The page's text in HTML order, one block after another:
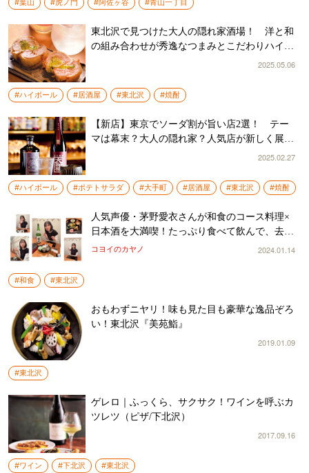
#葉山
#虎ノ門 #阿佐ヶ谷 #青山一丁目
東北沢で見つけた大人の隠れ家酒場！ 洋と和
の組み合わせが秀逸なつまみとこだわりハイボ
2025.05.06
#ハイボール #居酒屋 #東北沢 #焼酎
【新店】東京でソーダ割が旨い店2選！ テー
マは幕末？大人の隠れ家？人気店が新しく展開
2025.02.27
#ハイボール #ポテトサラダ #大手町 #居酒屋 #東北沢 #焼酎
人気声優・茅野愛衣さんが和食のコース料理×
日本酒を大満喫！たっぷり食べて飲んで、去年
の思い出も語ります
コヨイのカヤノ 2024.01.14
#和食 #東北沢
おもわずニヤリ！味も見た目も豪華な逸品ぞろ
い！東北沢『美苑鮨』
2019.01.09
#東北沢
ゲレロ｜ふっくら、サクサク！ワインを呼ぶカ
ツレツ（ピザ/下北沢）
2017.09.16
#ワイン #下北沢 #東北沢